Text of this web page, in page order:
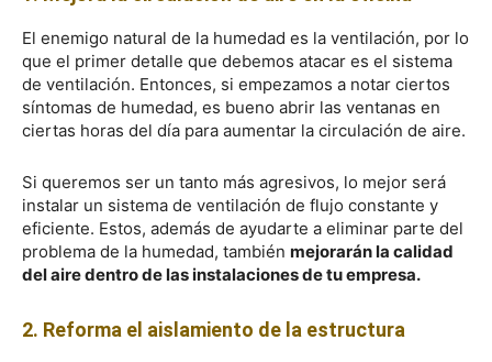
El enemigo natural de la humedad es la ventilación, por lo
que el primer detalle que debemos atacar es el sistema
de ventilación. Entonces, si empezamos a notar ciertos
síntomas de humedad, es bueno abrir las ventanas en
ciertas horas del día para aumentar la circulación de aire.
Si queremos ser un tanto más agresivos, lo mejor será
instalar un sistema de ventilación de flujo constante y
eficiente. Estos, además de ayudarte a eliminar parte del
problema de la humedad, también mejorarán la calidad
del aire dentro de las instalaciones de tu empresa.
2. Reforma el aislamiento de la estructura